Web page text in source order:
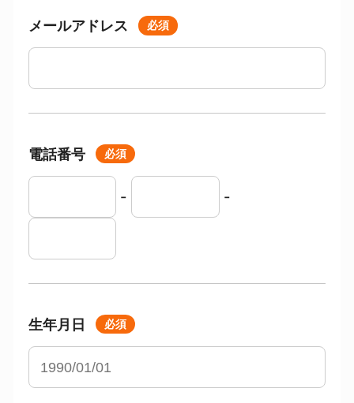
メールアドレス 必須
電話番号 必須
- -
生年月日 必須